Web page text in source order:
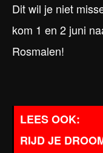
Dit wil je niet
kom 1 en 2 juni
Rosmalen!
RIJD JE